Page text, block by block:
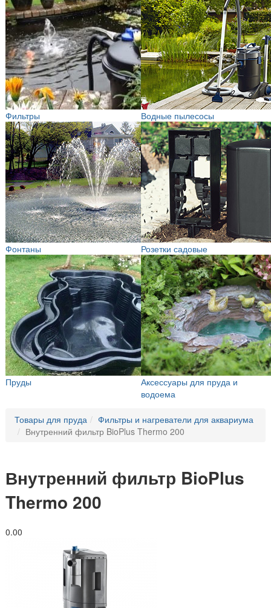
Фильтры Водные пылесосы
Фонтаны Розетки садовые
Пруды
Аксессуары для пруда и
водоема
Товары для пруда
Фильтры и нагреватели для аквариума
Внутренний фильтр BioPlus Thermo 200
Внутренний фильтр BioPlus
Thermo 200
0.00